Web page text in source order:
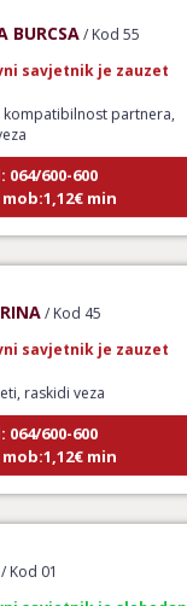
partnera,
600-600
min
raskidi veza
600-600
min